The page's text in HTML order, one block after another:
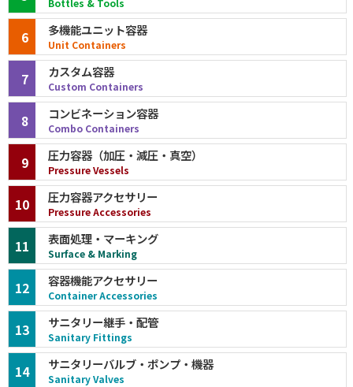
Bottles & Tools
多機能ユニット容器
Unit Containers
6
カスタム容器
Custom Containers
7
コンビネーション容器
Combo Containers
8
圧力容器（加圧・減圧・真空）
Pressure Vessels
9
圧力容器アクセサリー
Pressure Accessories
10
表面処理・マーキング
Surface & Marking
11
容器機能アクセサリー
Container Accessories
12
サニタリー継手・配管
Sanitary Fittings
13
サニタリーバルブ・ポンプ・機器
Sanitary Valves
14